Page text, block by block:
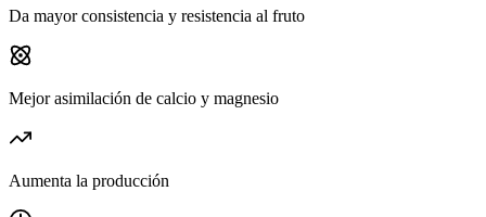
Da mayor consistencia y resistencia al fruto
Mejor asimilación de calcio y magnesio
Aumenta la producción